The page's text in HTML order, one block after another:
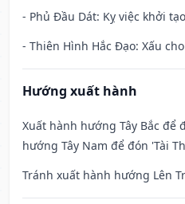
- Phủ Đầu Dát: Kỵ việc khởi
- Thiên Hình Hắc Đạo: Xấu
Hướng xuất hành
Xuất hành hướng Tây Bắc để
hướng Tây Nam để đón 'Tài
Tránh xuất hành hướng Lên